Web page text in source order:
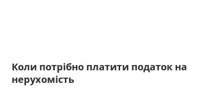
Коли потрібно платити податок на
нерухомість